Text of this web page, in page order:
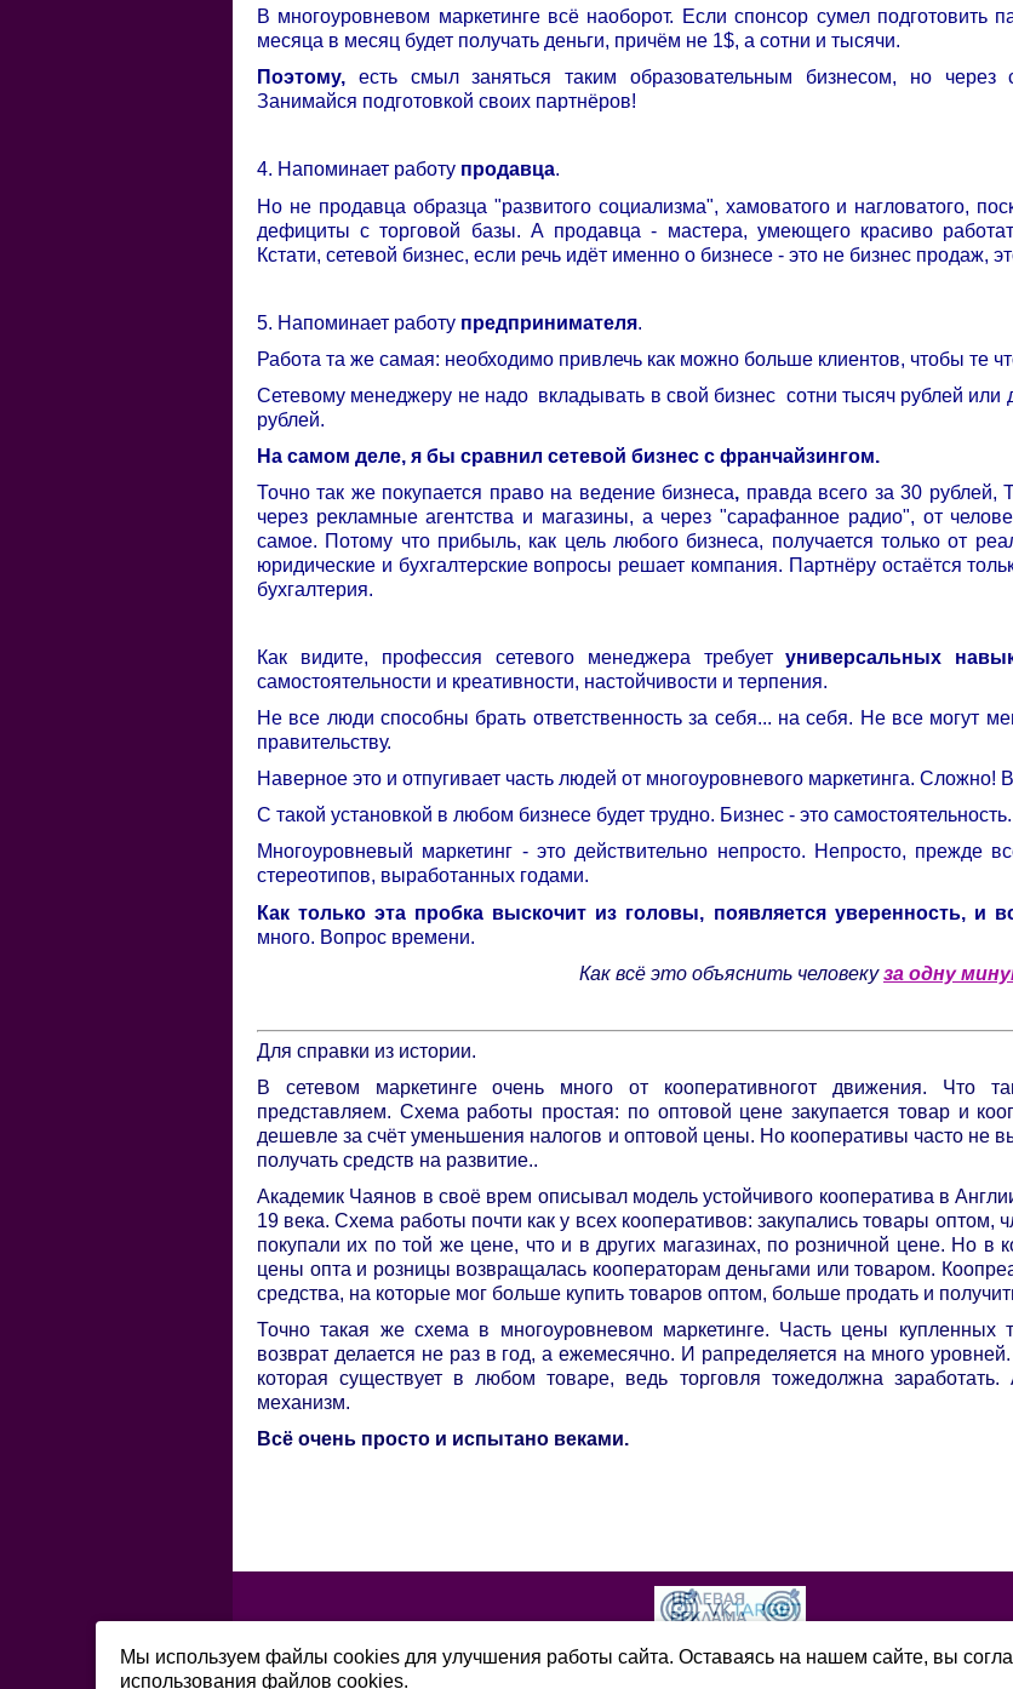
В многоуровневом маркетинге всё наоборот. Если спонсор сумел подготовить
месяца в месяц будет получать деньги, причём не 1$, а сотни и тысячи.
Поэтому, есть смыл заняться таким образовательным бизнесом, но через
Занимайся подготовкой своих партнёров!
4. Напоминает работу продавца.
Но не продавца образца "развитого социализма", хамоватого и нагловатого,
дефициты с торговой базы. А продавца - мастера, умеющего красиво
Кстати, сетевой бизнес, если речь идёт именно о бизнесе - это не бизнес продаж,
5. Напоминает работу предпринимателя.
Работа та же самая: необходимо привлечь как можно больше клиентов, чтобы те
Сетевому менеджеру не надо вкладывать в свой бизнес сотни тысяч рублей или
рублей.
На самом деле, я бы сравнил сетевой бизнес с франчайзингом.
Точно так же покупается право на ведение бизнеса, правда всего за 30 рублей,
через рекламные агентства и магазины, а через "сарафанное радио", от
самое. Потому что прибыль, как цель любого бизнеса, получается только от
юридические и бухгалтерские вопросы решает компания. Партнёру остаётся
бухгалтерия.
Как видите, профессия сетевого менеджера требуетуниверсальных
самостоятельности и креативности, настойчивости и терпения.
Не все люди способны брать ответственность за себя... на себя. Не все могут
правительству.
Наверное это и отпугивает часть людей от многоуровневого маркетинга. Сложно!
С такой установкой в любом бизнесе будет трудно. Бизнес - это самостоятельность.
Многоуровневый маркетинг - это действительно непросто. Непросто, прежде
стереотипов, выработанных годами.
Как только эта пробка выскочит из головы, появляется уверенность, и
много. Вопрос времени.
Как всё это объяснить человекуза одну
Для справки из истории.
В сетевом маркетинге очень много от кооперативногот движения. Что
представляем. Схема работы простая: по оптовой цене закупается товар и
дешевле за счёт уменьшения налогов и оптовой цены. Но кооперативы часто не
получать средств на развитие..
Академик Чаянов в своё врем описывал модель устойчивого кооператива в
19 века. Схема работы почти как у всех кооперативов: закупались товары оптом,
покупали их по той же цене, что и в других магазинах, по розничной цене. Но в
цены опта и розницы возвращалась кооператорам деньгами или товаром.
средства, на которые мог больше купить товаров оптом, больше продать и
Точно такая же схема в многоуровневом маркетинге. Часть цены купленных
возврат делается не раз в год, а ежемесячно. И рапределяется на много
которая существует в любом товаре, ведь торговля тожедолжна
механизм.
Всё очень просто и испытано веками.
Мы используем файлы cookies для улучшения работы сайта. Оставаясь на нашем сайте, вы
использования файлов cookies.